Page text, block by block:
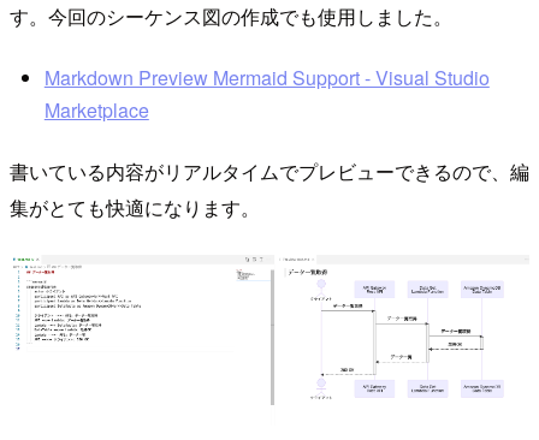
す。今回のシーケンス図の作成でも使用しました。
Markdown Preview Mermaid Support - Visual Studio
Marketplace
書いている内容がリアルタイムでプレビューできるので、編
集がとても快適になります。